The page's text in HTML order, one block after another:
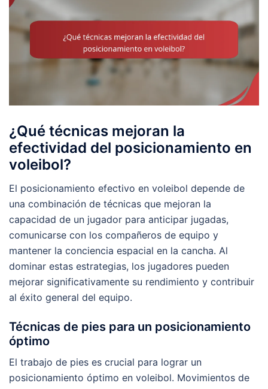
¿Qué técnicas mejoran la
efectividad del posicionamiento en
voleibol?
El posicionamiento efectivo en voleibol depende de
una combinación de técnicas que mejoran la
capacidad de un jugador para anticipar jugadas,
comunicarse con los compañeros de equipo y
mantener la conciencia espacial en la cancha. Al
dominar estas estrategias, los jugadores pueden
mejorar significativamente su rendimiento y contribuir
al éxito general del equipo.
Técnicas de pies para un posicionamiento
óptimo
El trabajo de pies es crucial para lograr un
posicionamiento óptimo en voleibol. Movimientos de